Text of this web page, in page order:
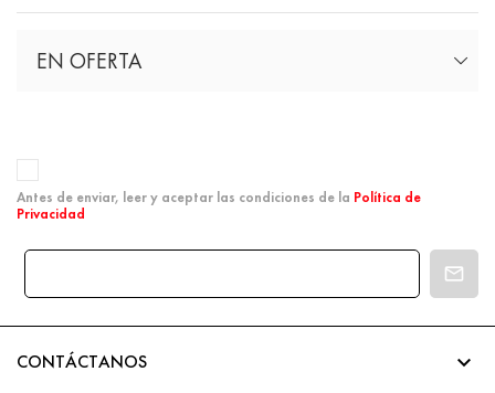
EN OFERTA
Antes de enviar, leer y aceptar las condiciones de la Política de
Privacidad
CONTÁCTANOS 